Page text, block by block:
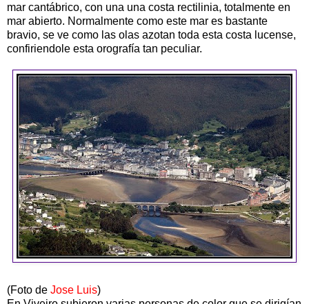
mar cantábrico, con una una costa rectilinia, totalmente en
mar abierto. Normalmente como este mar es bastante
bravio, se ve como las olas azotan toda esta costa lucense,
confiriendole esta orografía tan peculiar.
(Foto de Jose Luis)